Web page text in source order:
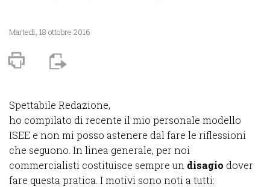
Martedì, 18 ottobre 2016
Spettabile Redazione,
ho compilato di recente il mio personale modello
ISEE e non mi posso astenere dal fare le riflessioni
che seguono. In linea generale, per noi
commercialisti costituisce sempre un disagio dover
fare questa pratica. I motivi sono noti a tutti: